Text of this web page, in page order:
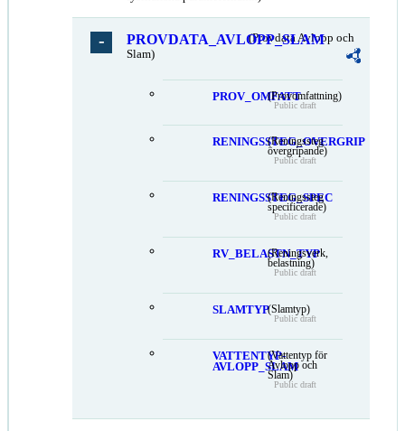
PROVDATA_AVLOPP_SLAM
(Provdata Avlopp och
Slam)
PROV_OMFATT(Provomfattning)
Public draft
RENINGSSTEG_OVERGRIP
(Reningssteg
övergripande)
Public draft
RENINGSSTEG_SPEC
(Reningssteg
specificerade)
Public draft
RV_BELASTN_TYP
(Reningsverk,
belastning)
Public draft
SLAMTYP(Slamtyp)
Public draft
VATTENTYP-
AVLOPP_SLAM
(Vattentyp för
Avlopp och
Slam)
Public draft